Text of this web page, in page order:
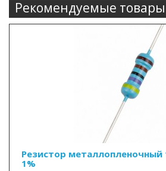
Рекомендуемые товары
Резистор металлопленочный
1%